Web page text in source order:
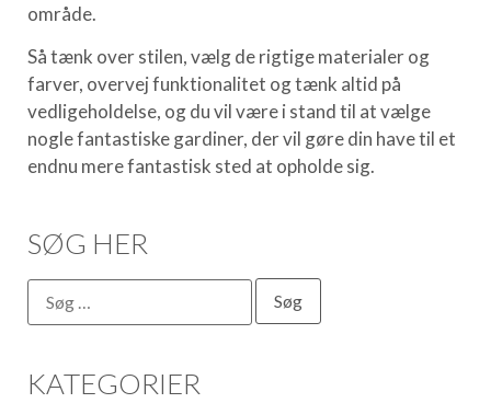
område.
Så tænk over stilen, vælg de rigtige materialer og
farver, overvej funktionalitet og tænk altid på
vedligeholdelse, og du vil være i stand til at vælge
nogle fantastiske gardiner, der vil gøre din have til et
endnu mere fantastisk sted at opholde sig.
SØG HER
KATEGORIER